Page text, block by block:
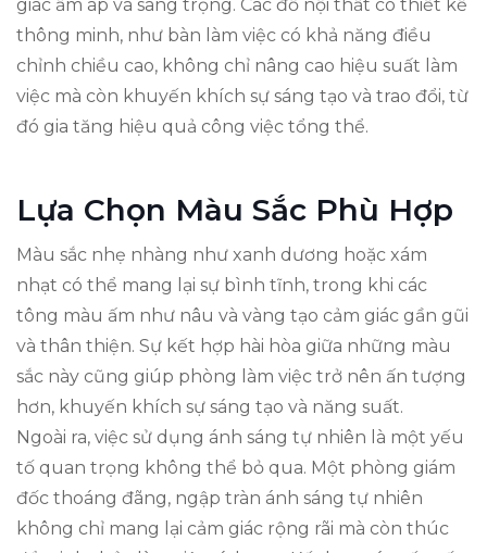
giác ấm áp và sang trọng. Các đồ nội thất có thiết kế
thông minh, như bàn làm việc có khả năng điều
chỉnh chiều cao, không chỉ nâng cao hiệu suất làm
việc mà còn khuyến khích sự sáng tạo và trao đổi, từ
đó gia tăng hiệu quả công việc tổng thể.
Lựa Chọn Màu Sắc Phù Hợp
Màu sắc nhẹ nhàng như xanh dương hoặc xám
nhạt có thể mang lại sự bình tĩnh, trong khi các
tông màu ấm như nâu và vàng tạo cảm giác gần gũi
và thân thiện. Sự kết hợp hài hòa giữa những màu
sắc này cũng giúp phòng làm việc trở nên ấn tượng
hơn, khuyến khích sự sáng tạo và năng suất.
Ngoài ra, việc sử dụng ánh sáng tự nhiên là một yếu
tố quan trọng không thể bỏ qua. Một phòng giám
đốc thoáng đãng, ngập tràn ánh sáng tự nhiên
không chỉ mang lại cảm giác rộng rãi mà còn thúc